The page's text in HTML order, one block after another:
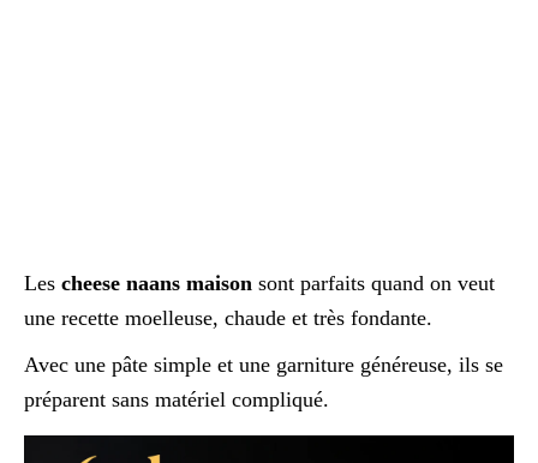
Les cheese naans maison sont parfaits quand on veut
une recette moelleuse, chaude et très fondante.
Avec une pâte simple et une garniture généreuse, ils se
préparent sans matériel compliqué.